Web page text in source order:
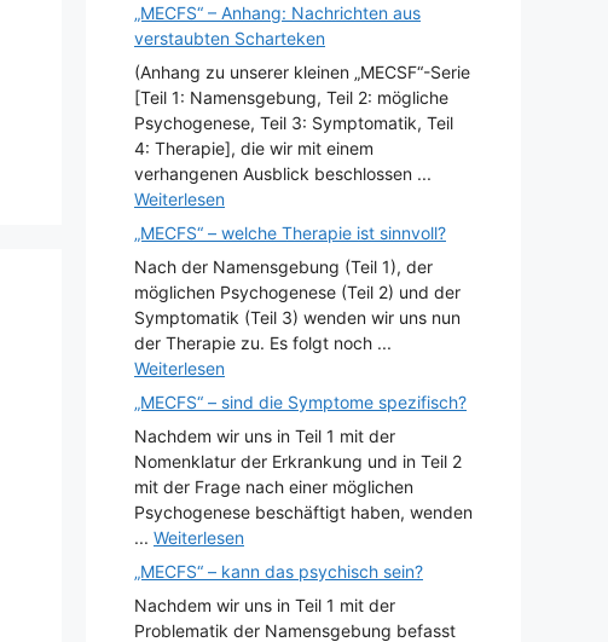
„MECFS“ – Anhang: Nachrichten aus
verstaubten Scharteken
(Anhang zu unserer kleinen „MECSF“-Serie
[Teil 1: Namensgebung, Teil 2: mögliche
Psychogenese, Teil 3: Symptomatik, Teil
4: Therapie], die wir mit einem
verhangenen Ausblick beschlossen ...
Weiterlesen
„MECFS“ – welche Therapie ist sinnvoll?
Nach der Namensgebung (Teil 1), der
möglichen Psychogenese (Teil 2) und der
Symptomatik (Teil 3) wenden wir uns nun
der Therapie zu. Es folgt noch ...
Weiterlesen
„MECFS“ – sind die Symptome spezifisch?
Nachdem wir uns in Teil 1 mit der
Nomenklatur der Erkrankung und in Teil 2
mit der Frage nach einer möglichen
Psychogenese beschäftigt haben, wenden
... Weiterlesen
„MECFS“ – kann das psychisch sein?
Nachdem wir uns in Teil 1 mit der
Problematik der Namensgebung befasst